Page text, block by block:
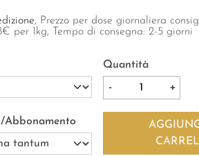
, Prezzo per dose giornaliera
€ per 1kg, Tempo di consegna: 2-5 giorni
Quantità
Abbonamento